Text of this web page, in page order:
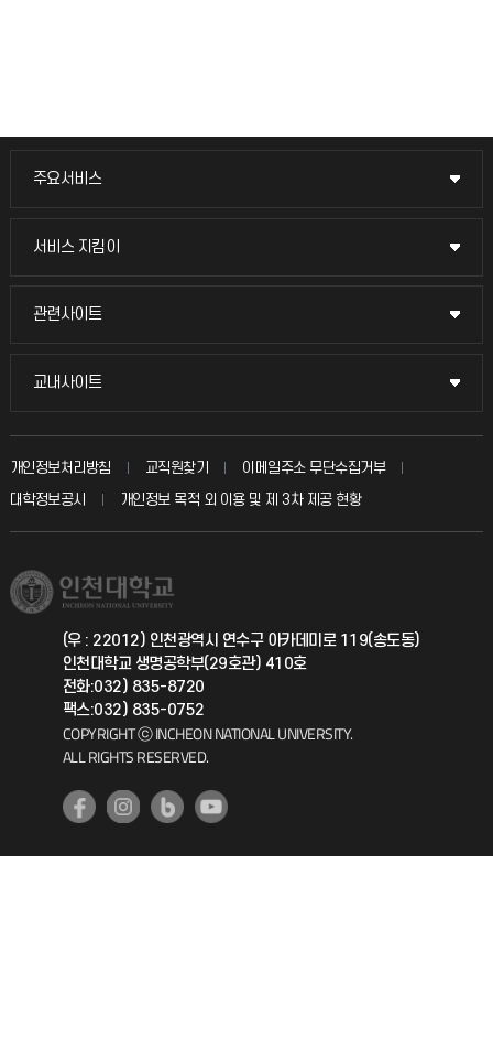
주요서비스
주요서비스
교무회의방송
입학안내
취업정보(학생)
서비스 지킴이
서비스 지킴이
묻고 답하기
칭찬마당
학생서비스 지킴이
관련사이트
관련사이트
국방헬프콜
총동문회
교내사이트
교내사이트
교수회
교육혁신본부
국제지원과
공자아카데미
기초교육원
개인정보처리방침 교직원찾기
이메일주소 무단수집거부
대학정보공시
개인정보 목적 외 이용 및 제 3차 제공 현황
(우 : 22012) 인천광역시 연수구 아카데미로 119(송도동)
인천대학교 생명공학부(29호관) 410호
전화:032) 835-8720
팩스:032) 835-0752
COPYRIGHT ⓒ INCHEON NATIONAL UNIVERSITY.
ALL RIGHTS RESERVED.